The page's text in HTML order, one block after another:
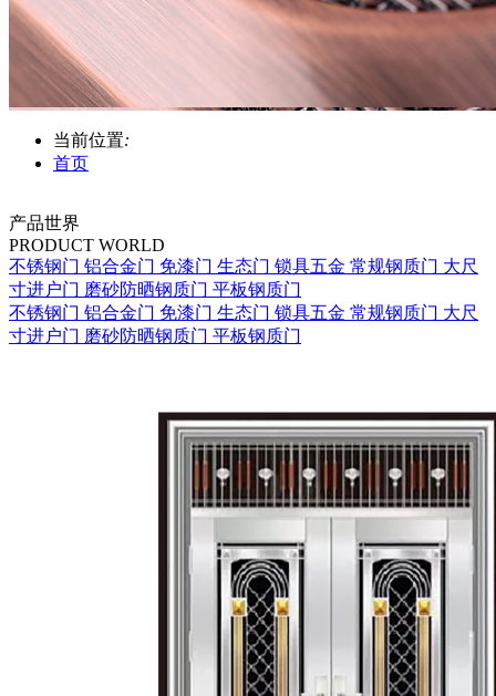
当前位置:
首页
产品世界
PRODUCT WORLD
不锈钢门 铝合金门 免漆门 生态门 锁具五金 常规钢质门 大尺
寸进户门 磨砂防晒钢质门 平板钢质门
不锈钢门 铝合金门 免漆门 生态门 锁具五金 常规钢质门 大尺
寸进户门 磨砂防晒钢质门 平板钢质门